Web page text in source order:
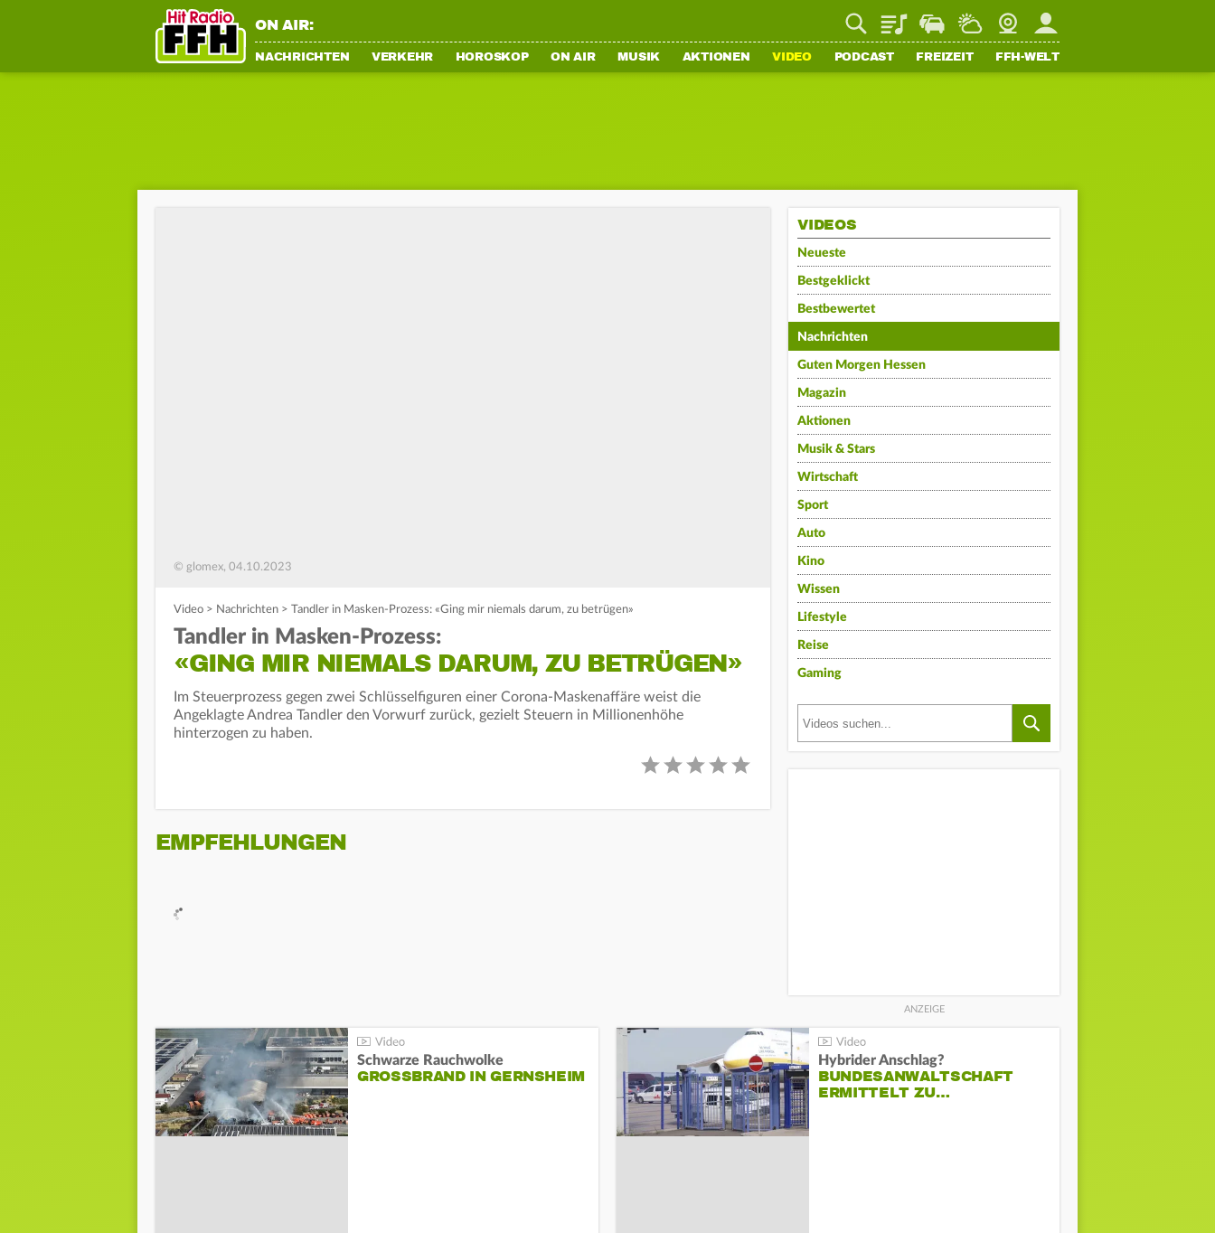
ON AIR: PlaylistStaupilotWetterWebcamMein FFH
NACHRICHTEN VERKEHR HOROSKOP ON AIR MUSIK AKTIONEN VIDEO PODCAST FREIZEIT FFH-WELT
© glomex, 04.10.2023
Video > Nachrichten > Tandler in Masken-Prozess: «Ging mir niemals darum, zu betrügen»
Tandler in Masken-Prozess:
«GING MIR NIEMALS DARUM, ZU BETRÜGEN»
Im Steuerprozess gegen zwei Schlüsselfiguren einer Corona-Maskenaffäre weist die
Angeklagte Andrea Tandler den Vorwurf zurück, gezielt Steuern in Millionenhöhe
hinterzogen zu haben.
EMPFEHLUNGEN
VIDEOS
Neueste
Bestgeklickt
Bestbewertet
Nachrichten
Guten Morgen Hessen
Magazin
Aktionen
Musik & Stars
Wirtschaft
Sport
Auto
Kino
Wissen
Lifestyle
Reise
Gaming
Schwarze Rauchwolke
GROSSBRAND IN GERNSHEIM
Hybrider Anschlag?
BUNDESANWALTSCHAFT
ERMITTELT ZU…